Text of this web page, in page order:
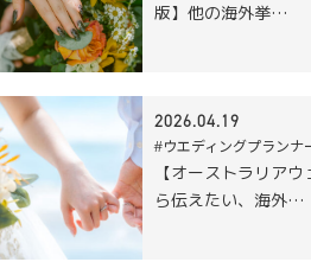
版】他の海外挙…
2026.04.19
#ウエディングプラン
【オーストラリア
ら伝えたい、海外…